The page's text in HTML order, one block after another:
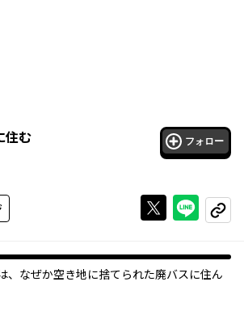
住む フォロー
Xで投稿する
ライン
コピー
、なぜか空き地に捨てられた廃バスに住ん